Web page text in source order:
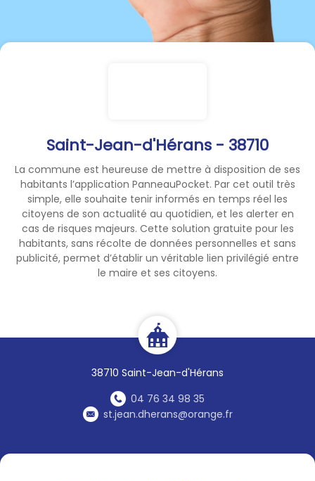
Saint-Jean-d'Hérans - 38710
La commune est heureuse de mettre à disposition de ses
habitants l’application PanneauPocket. Par cet outil très
simple, elle souhaite tenir informés en temps réel les
citoyens de son actualité au quotidien, et les alerter en
cas de risques majeurs. Cette solution gratuite pour les
habitants, sans récolte de données personnelles et sans
publicité, permet d’établir un véritable lien privilégié entre
le maire et ses citoyens.
38710 Saint-Jean-d'Hérans
04 76 34 98 35
st.jean.dherans@orange.fr